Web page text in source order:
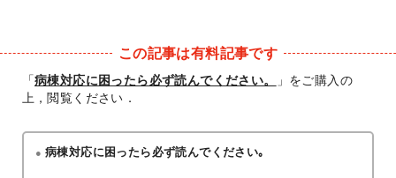
この記事は有料記事です
「病棟対応に困ったら必ず読んでください。
」をご購入の
上，閲覧ください．
病棟対応に困ったら必ず読んでください｡